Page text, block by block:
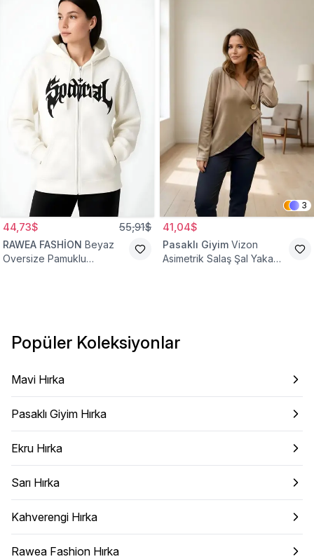
44,73$ 55,91$
RAWEA FASHİON Beyaz
Oversize Pamuklu
3
41,04$
Pasaklı Giyim Vizon
Asimetrik Salaş Şal Yaka
Popüler Koleksiyonlar
Mavi Hırka
Pasaklı Giyim Hırka
Ekru Hırka
Sarı Hırka
Kahverengi Hırka
Rawea Fashion Hırka